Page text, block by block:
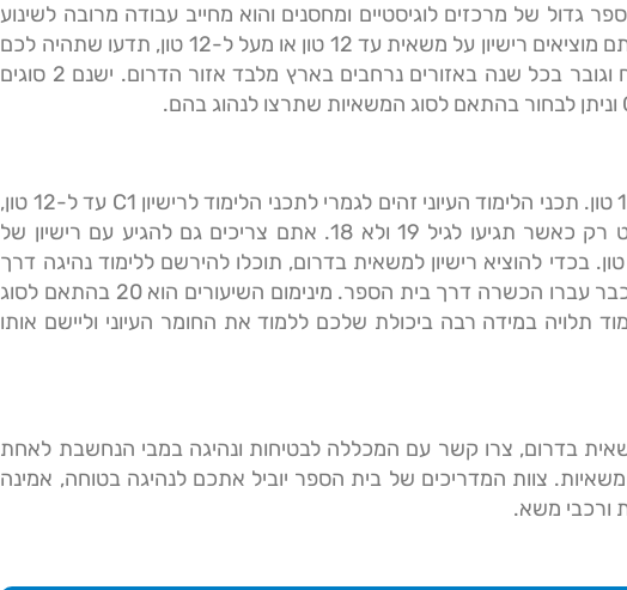
גדול של מרכזים לוגיסטיים ומחסנים והוא מחייב עבודה מרובה לשינוע
ותובלה של סחורות וחומרי גלם. אם אתם מוציאים רישיון על משאית עד 12 טון או מעל ל-12 טון, תדעו שתהיה לכם
עבודה בטוחה בתחום, עם ביקוש צומח וגובר בכל שנה באזורים נרחבים בארץ מלבד אזור הדרום. ישנם 2 סוגים
וניתן לבחור בהתאם לסוג המשאיות שתרצו לנהוג בהם.
C
עד ל-12 טון,
עם זאת תוכלו לגשת לתיאורה והטסט רק כאשר תגיעו לגיל 19 ולא 18. אתם צריכים גם להגיע עם רישיון של
לפחות שנה עם רכב משא של עד 12 טון. בכדי להוציא רישיון למשאית בדרום, תוכלו להירשם ללימוד נהיגה דרך
האתר ולהצטרף למאות התלמידים שכבר עברו הכשרה דרך בית הספר. מינימום השיעורים הוא 20 בהתאם לסוג
תלויה במידה רבה ביכולת שלכם ללמוד את החומר העיוני וליישם אותו
בדרום, צרו קשר עם המכללה לבטיחות ונהיגה במבי הנחשבת לאחת
צוות המדריכים של בית הספר יוביל אתכם לנהיגה בטוחה, אמינה
ורכבי משא.